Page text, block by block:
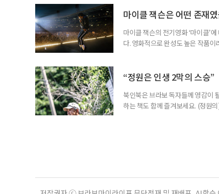
람의 눈길이 없는 곳에서 비로소
마이클 잭슨은 어떤 존재
마이클 잭슨의 전기영화 ‘마이클’
다. 영화적으로 완성도 높은 작품
만 봐도 기대되는 작품이다. ‘보헤
“정원은 인생 2막의 스승”
북인북은 브라보 독자들께 영감이
하는 책도 함께 즐겨보세요. (정원